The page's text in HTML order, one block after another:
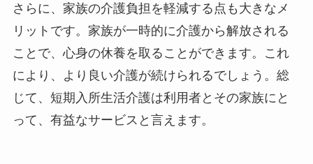
さらに、家族の介護負担を軽減する点も大きなメ
リットです。家族が一時的に介護から解放される
ことで、心身の休養を取ることができます。これ
により、より良い介護が続けられるでしょう。総
じて、短期入所生活介護は利用者とその家族にと
って、有益なサービスと言えます。